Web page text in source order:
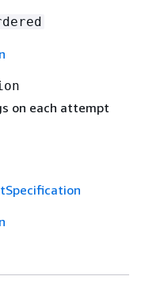
on each attempt